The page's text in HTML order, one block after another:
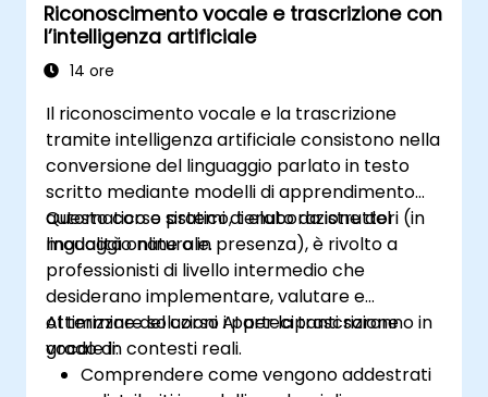
Riconoscimento vocale e trascrizione con
l’intelligenza artificiale
14 ore
Il riconoscimento vocale e la trascrizione
tramite intelligenza artificiale consistono nella
conversione del linguaggio parlato in testo
scritto mediante modelli di apprendimento
automatico e sistemi di elaborazione del
linguaggio naturale.
Questo corso pratico, tenuto da istruttori (in
modalità online o in presenza), è rivolto a
professionisti di livello intermedio che
desiderano implementare, valutare e
ottimizzare soluzioni AI per la trascrizione
vocale in contesti reali.
Al termine del corso i partecipanti saranno in
grado di:
Comprendere come vengono addestrati